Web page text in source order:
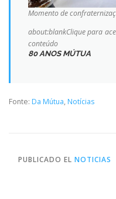
Momento de
about:blankClique para
conteúdo
80 ANOS MÚTUA
Fonte: Da Mútua, Notícias
PUBLICADO EL NOTICIAS